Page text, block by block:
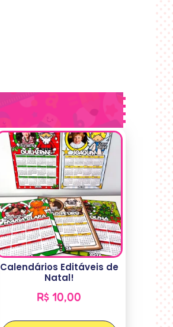
Calendários Editáveis de
Natal!
R$ 10,00